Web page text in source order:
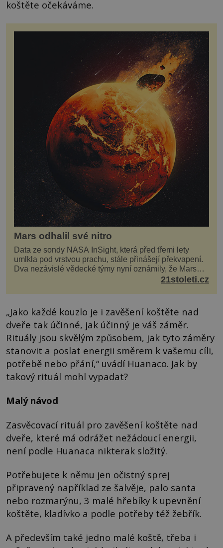
koštěte očekáváme.
Mars odhalil své nitro
Data ze sondy NASA InSight, která před třemi lety
umlkla pod vrstvou prachu, stále přinášejí překvapení.
Dva nezávislé vědecké týmy nyní oznámily, že Mars
má nejen plášť plný trosek z dávných impaktů,...21stoleti.cz
„Jako každé kouzlo je i zavěšení koštěte nad
dveře tak účinné, jak účinný je váš záměr.
Rituály jsou skvělým způsobem, jak tyto záměry
stanovit a poslat energii směrem k vašemu cíli,
potřebě nebo přání,“ uvádí Huanaco. Jak by
takový rituál mohl vypadat?
Malý návod
Zasvěcovací rituál pro zavěšení koštěte nad
dveře, které má odrážet nežádoucí energii,
není podle Huanaca nikterak složitý.
Potřebujete k němu jen očistný sprej
připravený například ze šalvěje, palo santa
nebo rozmarýnu, 3 malé hřebíky k upevnění
koštěte, kladívko a podle potřeby též žebřík.
A především také jedno malé koště, třeba i